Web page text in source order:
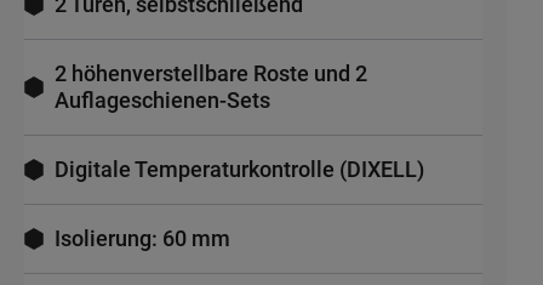
2 höhenverstellbare Roste und 2
Auflageschienen-Sets
Digitale Temperaturkontrolle (DIXELL)
Isolierung: 60 mm